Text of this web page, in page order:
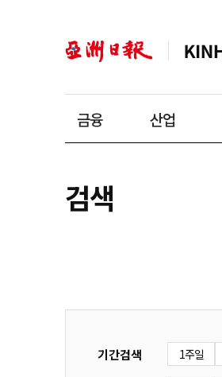
금융 산업
검색
기간검색 1주일